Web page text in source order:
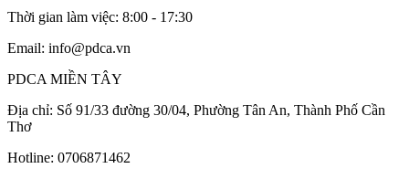
Thời gian làm việc: 8:00 - 17:30
Email: info@pdca.vn
PDCA MIỀN TÂY
Địa chỉ: Số 91/33 đường 30/04, Phường Tân An, Thành Phố Cần
Thơ
Hotline: 0706871462